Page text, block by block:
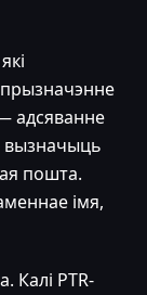
прызначэнне
адсяванне
вызначыць
пошта.
імя,
Калі PTR-